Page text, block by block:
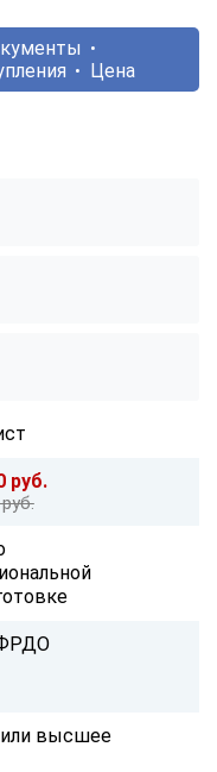
Цена
руб.
высшее